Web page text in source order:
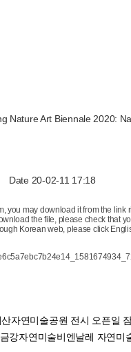
Nature Art Biennale 2020:
Date 20-02-11 17:18
you may download it from the link
the file, please check that
Korean web, please click
자연미술공원 전시 오픈일
강자연미술비엔날레 자연미